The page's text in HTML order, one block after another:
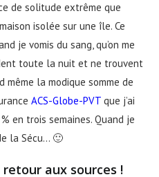
de solitude extrême que
isolée sur une île. Ce
je vomis du sang, qu’on me
toute la nuit et ne trouvent
même la modique somme de
ACS-Globe-PVT que j’ai
en trois semaines. Quand je
la Sécu… 🙂
aux sources !